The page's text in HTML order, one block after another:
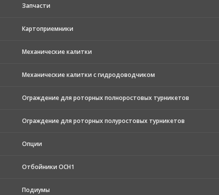
Запчасти
Картоприемники
Механические калитки
Механические калитки с гидродоводчиком
Ограждение для роторных полноростовых турникетов
Ограждение для роторных полуростовых турникетов
Опции
Отбойники ОСН1
Подиумы